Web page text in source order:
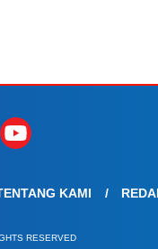
KAMI
RESERVED